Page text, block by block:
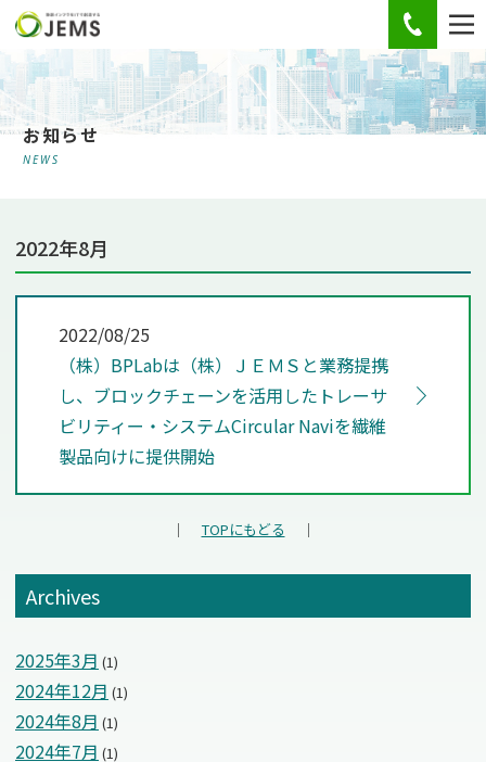
お知らせ
NEWS
2022年8月
2022/08/25
（株）BPLabは（株）ＪＥＭＳと業務提携
し、ブロックチェーンを活用したトレーサ
ビリティー・システムCircular Naviを繊維
製品向けに提供開始
｜ TOPにもどる ｜
Archives
2025年3月 (1)
2024年12月 (1)
2024年8月 (1)
2024年7月 (1)